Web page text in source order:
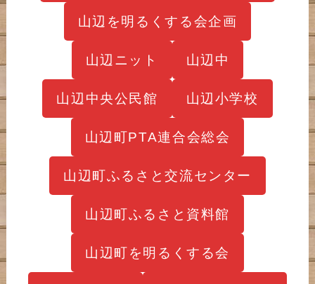
山辺を明るくする会企画
山辺ニット 山辺中
山辺中央公民館 山辺小学校
山辺町PTA連合会総会
山辺町ふるさと交流センター
山辺町ふるさと資料館
山辺町を明るくする会